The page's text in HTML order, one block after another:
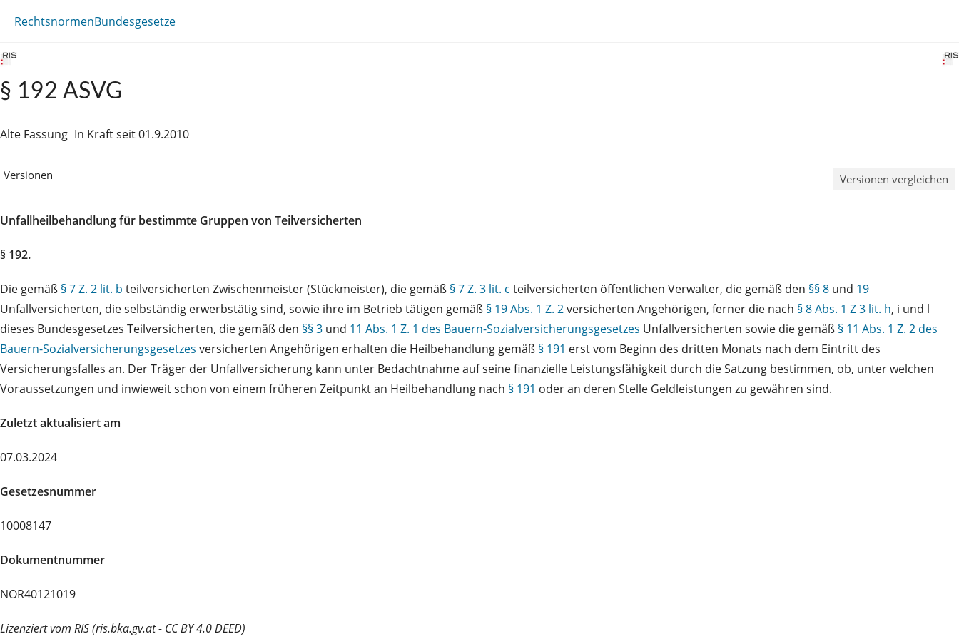
RechtsnormenBundesgesetze
§ 192 ASVG
Alte Fassung In Kraft seit 01.9.2010
Versionen Versionen vergleichen
Unfallheilbehandlung für bestimmte Gruppen von Teilversicherten
§ 192.
Die gemäß § 7 Z. 2 lit. b teilversicherten Zwischenmeister (Stückmeister), die gemäß § 7 Z. 3 lit. c teilversicherten öffentlichen Verwalter, die gemäß den §§ 8 und 19
Unfallversicherten, die selbständig erwerbstätig sind, sowie ihre im Betrieb tätigen gemäß § 19 Abs. 1 Z. 2versicherten Angehörigen, ferner die nach § 8 Abs. 1 Z 3 lit. h, i und l
dieses Bundesgesetzes Teilversicherten, die gemäß den §§ 3 und 11 Abs. 1 Z. 1 des Bauern-Sozialversicherungsgesetzes Unfallversicherten sowie die gemäß § 11 Abs. 1 Z. 2 des
Bauern-Sozialversicherungsgesetzes versicherten Angehörigen erhalten die Heilbehandlung gemäß § 191 erst vom Beginn des dritten Monats nach dem Eintritt des
Versicherungsfalles an. Der Träger der Unfallversicherung kann unter Bedachtnahme auf seine finanzielle Leistungsfähigkeit durch die Satzung bestimmen, ob, unter welchen
Voraussetzungen und inwieweit schon von einem früheren Zeitpunkt an Heilbehandlung nach § 191 oder an deren Stelle Geldleistungen zu gewähren sind.
Zuletzt aktualisiert am
07.03.2024
Gesetzesnummer
10008147
Dokumentnummer
NOR40121019
Lizenziert vom RIS (ris.bka.gv.at - CC BY 4.0 DEED)